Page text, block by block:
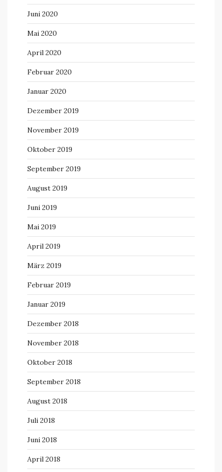
Juni 2020
Mai 2020
April 2020
Februar 2020
Januar 2020
Dezember 2019
November 2019
Oktober 2019
September 2019
August 2019
Juni 2019
Mai 2019
April 2019
März 2019
Februar 2019
Januar 2019
Dezember 2018
November 2018
Oktober 2018
September 2018
August 2018
Juli 2018
Juni 2018
April 2018